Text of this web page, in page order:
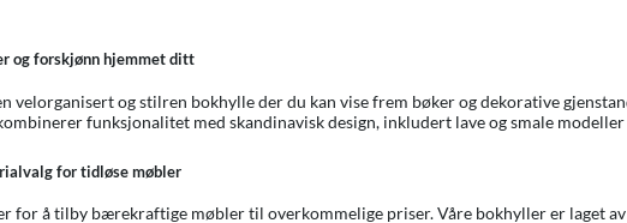
og forskjønn hjemmet ditt
velorganisert og stilren bokhylle der du kan vise frem bøker og dekorative
funksjonalitet med skandinavisk design, inkludert lave og smale modeller
for tidløse møbler
for å tilby bærekraftige møbler til overkommelige priser. Våre bokhyller er laget